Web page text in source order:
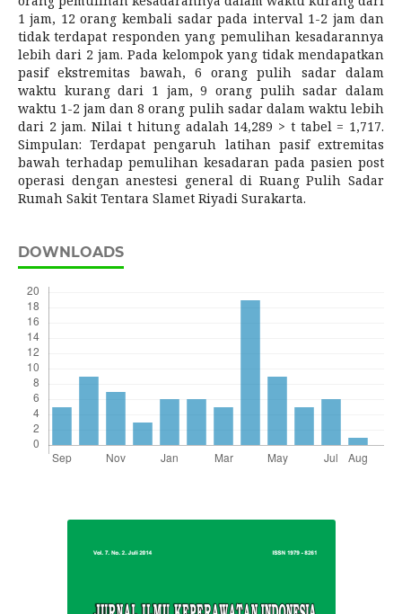
1 jam, 12 orang kembali sadar pada interval 1-2 jam dan
tidak terdapat responden yang pemulihan kesadarannya
lebih dari 2 jam. Pada kelompok yang tidak mendapatkan
pasif ekstremitas bawah, 6 orang pulih sadar dalam
waktu kurang dari 1 jam, 9 orang pulih sadar dalam
waktu 1-2 jam dan 8 orang pulih sadar dalam waktu lebih
dari 2 jam. Nilai t hitung adalah 14,289 > t tabel = 1,717.
Simpulan: Terdapat pengaruh latihan pasif extremitas
bawah terhadap pemulihan kesadaran pada pasien post
operasi dengan anestesi general di Ruang Pulih Sadar
Rumah Sakit Tentara Slamet Riyadi Surakarta.
DOWNLOADS